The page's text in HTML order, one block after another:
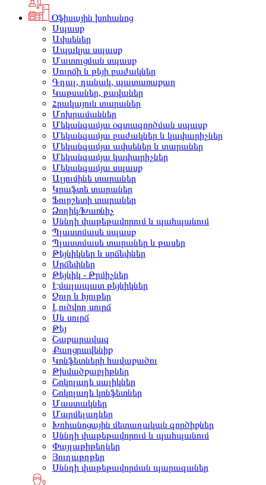
Օֆիսային խոհանոց
Սպասք
Ափսեներ
Ապակյա սպասք
Մատուցման սպասք
Սուրճի և թեյի բաժակներ
Գդալ, դանակ, պատառաքաղ
Կաթսաներ, թավաներ
Հրակայուն տարաներ
Մոխրամաններ
Մեկանգամյա օգտագործման սպասք
Մեկանգամյա բաժակներ և կափարիչներ
Մեկանգամյա ափսեներ և տարաներ
Մեկանգամյա կափարիչներ
Մեկանգամյա սպասք
Ալյումինե տարաներ
Կրաֆտե տարաներ
Ֆուրշետի տարաներ
Ձողիկ/Խառնիչ
Սննդի փաթեթավորում և պահպանում
Պլաստմասե սպասք
Պլաստմասե տարաներ և թասեր
Թեյնիկներ և սրճեփներ
Սրճեփներ
Թեյնիկ - Թրմիչներ
Էմալապատ թեյնիկներ
Ջուր և հյութեր
Լուծվող սուրճ
Սև սուրճ
Թեյ
Շաքարավազ
Քաղցրավենիք
Կոնֆետների հավաքածու
Թխվածքաբլիթներ
Շոկոլադե սալիկներ
Շոկոլադե կոնֆետներ
Մաստակներ
Մարմելադներ
Խոհանոցային մետաղական գործիքներ
Սննդի փաթեթավորում և պահպանում
Փայլաթիթեղներ
Յուղաթղթեր
Սննդի փաթեթավորման պարագաներ